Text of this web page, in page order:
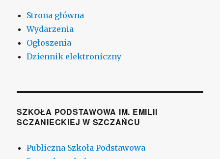
Strona główna
Wydarzenia
Ogłoszenia
Dziennik elektroniczny
SZKOŁA PODSTAWOWA IM. EMILII
SCZANIECKIEJ W SZCZAŃCU
Publiczna Szkoła Podstawowa